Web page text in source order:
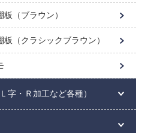
（ブラウン）
（クラシックブラウン）
字・Ｒ加工など各種）